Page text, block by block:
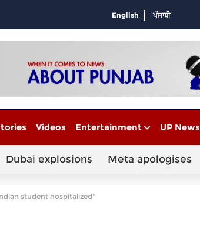
English ਪੰਜਾਬੀ
Videos Entertainment UP News
Dubai explosions Meta apologises
student hospitalized"